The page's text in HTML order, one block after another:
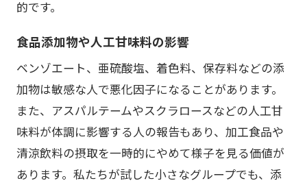
的です。
食品添加物や人工甘味料の影響
ベンゾエート、亜硫酸塩、着色料、保存料などの添
加物は敏感な人で悪化因子になることがあります。
また、アスパルテームやスクラロースなどの人工甘
味料が体調に影響する人の報告もあり、加工食品や
清涼飲料の摂取を一時的にやめて様子を見る価値が
あります。私たちが試した小さなグループでも、添